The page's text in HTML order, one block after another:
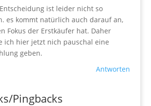
Entscheidung ist leider nicht so
es kommt natürlich auch darauf an,
Fokus der Erstkäufer hat. Daher
ich hier jetzt nich pauschal eine
geben.
Antworten
Pingbacks